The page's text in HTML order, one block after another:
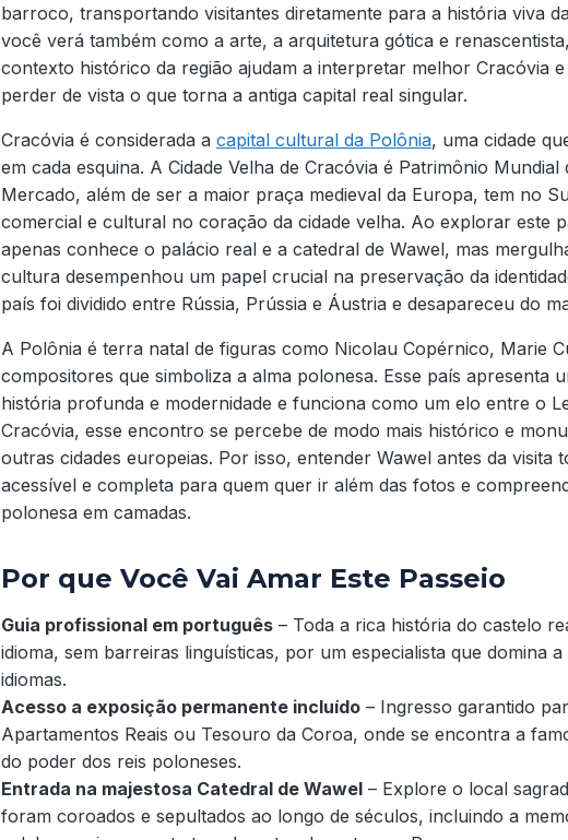
barroco, transportando visitantes diretamente para a história viva
você verá também como a arte, a arquitetura gótica e
contexto histórico da região ajudam a interpretar melhor Cracóvia
perder de vista o que torna a antiga capital real singular.
Cracóvia é considerada a capital cultural da Polônia, uma cidade
em cada esquina. A Cidade Velha de Cracóvia é Patrimônio Mundial
Mercado, além de ser a maior praça medieval da Europa, tem no
comercial e cultural no coração da cidade velha. Ao explorar este
apenas conhece o palácio real e a catedral de Wawel, mas
cultura desempenhou um papel crucial na preservação da
país foi dividido entre Rússia, Prússia e Áustria e desapareceu do
A Polônia é terra natal de figuras como Nicolau Copérnico, Marie
compositores que simboliza a alma polonesa. Esse país apresenta
história profunda e modernidade e funciona como um elo entre o
Cracóvia, esse encontro se percebe de modo mais histórico e
outras cidades europeias. Por isso, entender Wawel antes da visita
acessível e completa para quem quer ir além das fotos e
polonesa em camadas.
Por que Você Vai Amar Este Passeio
Guia profissional em português – Toda a rica história do castelo
idioma, sem barreiras linguísticas, por um especialista que domina
idiomas.
Acesso a exposição permanente incluído – Ingresso garantido
Apartamentos Reais ou Tesouro da Coroa, onde se encontra a
do poder dos reis poloneses.
Entrada na majestosa Catedral de Wawel – Explore o local
foram coroados e sepultados ao longo de séculos, incluindo a